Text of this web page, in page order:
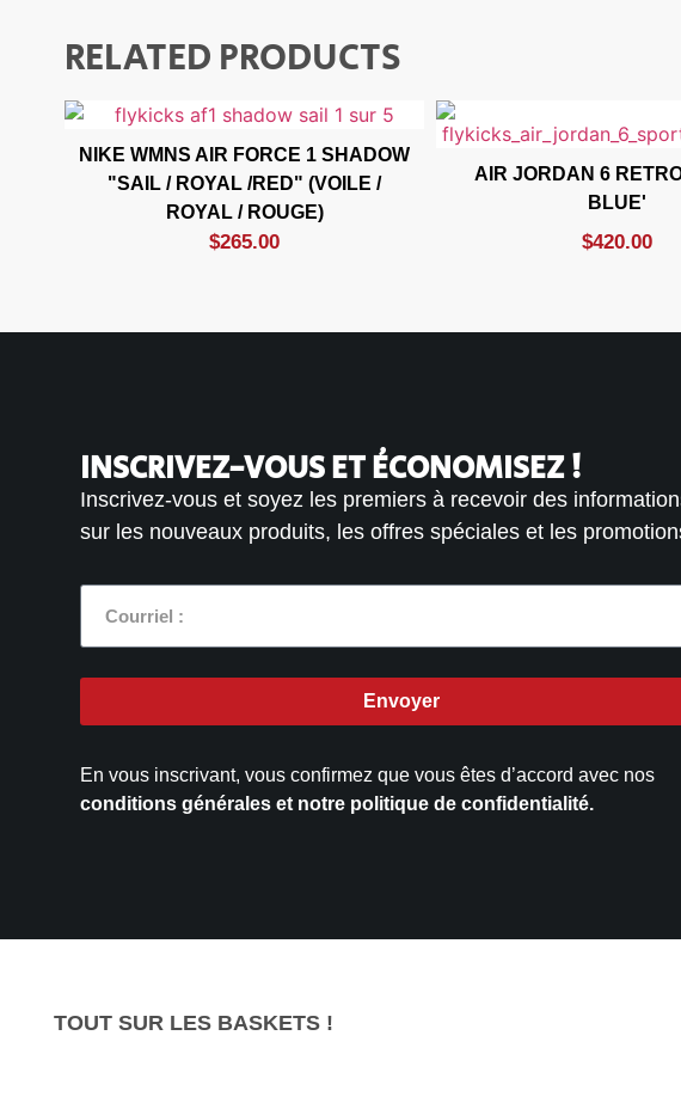
RELATED PRODUCTS
NIKE WMNS AIR FORCE 1 SHADOW
"SAIL / ROYAL /RED" (VOILE /
ROYAL / ROUGE)
$265.00
AIR JORDAN 6
BLUE'
$420.00
INSCRIVEZ-VOUS ET ÉCONOMISEZ !
Inscrivez-vous et soyez les premiers à recevoir des
sur les nouveaux produits, les offres spéciales et les
Envoyer
En vous inscrivant, vous confirmez que vous êtes d’accord avec nos
conditions générales et notre politique de confidentialité.
TOUT SUR LES BASKETS !